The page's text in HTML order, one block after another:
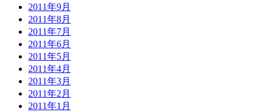
2011年9月
2011年8月
2011年7月
2011年6月
2011年5月
2011年4月
2011年3月
2011年2月
2011年1月